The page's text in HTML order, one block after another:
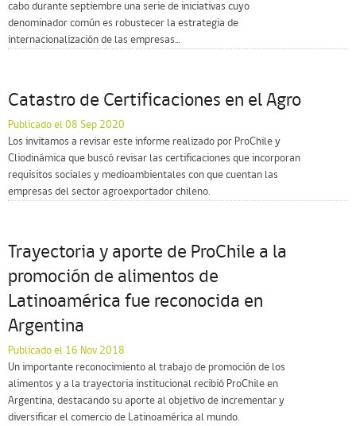
cabo durante septiembre una serie de iniciativas cuyo
denominador común es robustecer la estrategia de
internacionalización de las empresas...
Catastro de Certificaciones en el Agro
Publicado el 08 Sep 2020
Los invitamos a revisar este informe realizado por ProChile y
Cliodinámica que buscó revisar las certificaciones que incorporan
requisitos sociales y medioambientales con que cuentan las
empresas del sector agroexportador chileno.
Trayectoria y aporte de ProChile a la
promoción de alimentos de
Latinoamérica fue reconocida en
Argentina
Publicado el 16 Nov 2018
Un importante reconocimiento al trabajo de promoción de los
alimentos y a la trayectoria institucional recibió ProChile en
Argentina, destacando su aporte al objetivo de incrementar y
diversificar el comercio de Latinoamérica al mundo.